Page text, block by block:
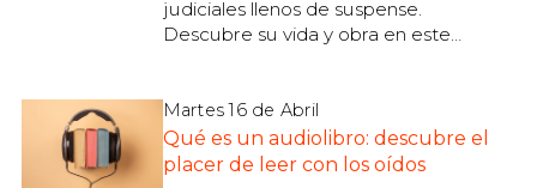
judiciales llenos de suspense.
Descubre su vida y obra en este
Martes 16 de Abril
Qué es un audiolibro: descubre el
placer de leer con los oídos